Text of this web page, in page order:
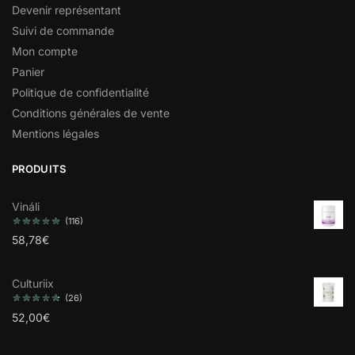
Devenir représentant
Suivi de commande
Mon compte
Panier
Politique de confidentialité
Conditions générales de vente
Mentions légales
PRODUITS
Vináli
(116)
58,78€
Culturiix
(26)
52,00€